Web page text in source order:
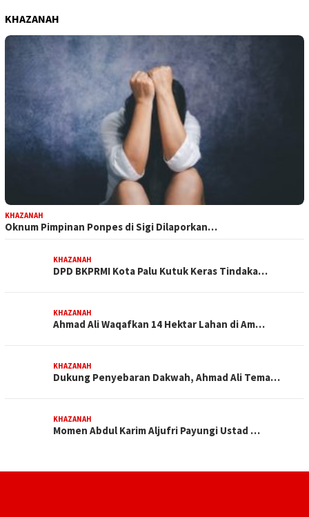
KHAZANAH
KHAZANAH
Oknum Pimpinan Ponpes di Sigi Dilaporkan…
KHAZANAH
DPD BKPRMI Kota Palu Kutuk Keras Tindaka…
KHAZANAH
Ahmad Ali Waqafkan 14 Hektar Lahan di Am…
KHAZANAH
Dukung Penyebaran Dakwah, Ahmad Ali Tema…
KHAZANAH
Momen Abdul Karim Aljufri Payungi Ustad …